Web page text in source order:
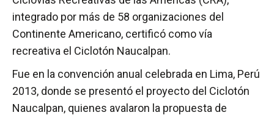
integrado por más de 58 organizaciones del
Continente Americano, certificó como vía
recreativa el Ciclotón Naucalpan.
Fue en la convención anual celebrada en Lima, Perú
2013, donde se presentó el proyecto del Ciclotón
Naucalpan, quienes avalaron la propuesta de